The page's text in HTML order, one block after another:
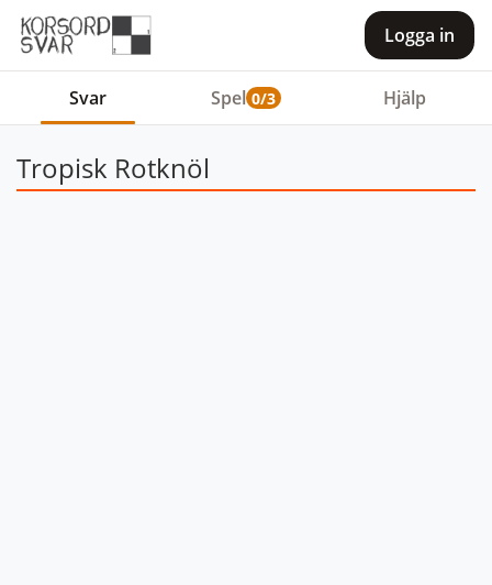
Logga in
Svar Spel 0/3 Hjälp
Tropisk Rotknöl